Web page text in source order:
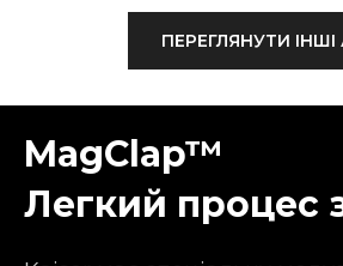
ПЕРЕГЛЯНУТИ
MagClap™
Легкий процес